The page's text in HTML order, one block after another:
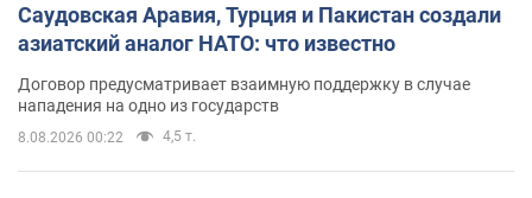
Саудовская Аравия, Турция и Пакистан создали
азиатский аналог НАТО: что известно
Договор предусматривает взаимную поддержку в случае
нападения на одно из государств
8.08.2026 00:22 4,5 т.